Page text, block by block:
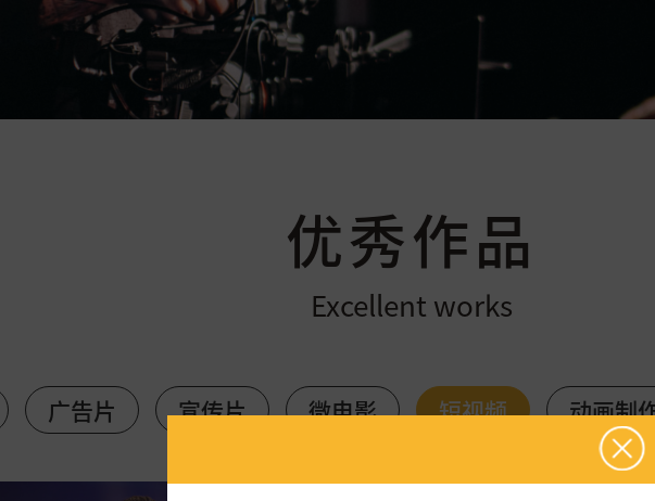
优秀作品
Excellent works
广告片 宣传片 微电影 短视频 动画制